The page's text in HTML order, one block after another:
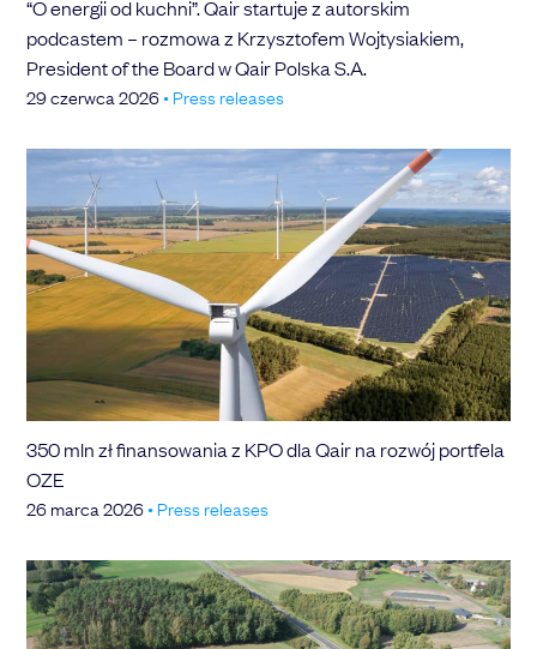
“O energii od kuchni”. Qair startuje z autorskim
podcastem – rozmowa z Krzysztofem Wojtysiakiem,
President of the Board w Qair Polska S.A.
29 czerwca 2026• Press releases
350 mln zł finansowania z KPO dla Qair na rozwój portfela
OZE
26 marca 2026• Press releases